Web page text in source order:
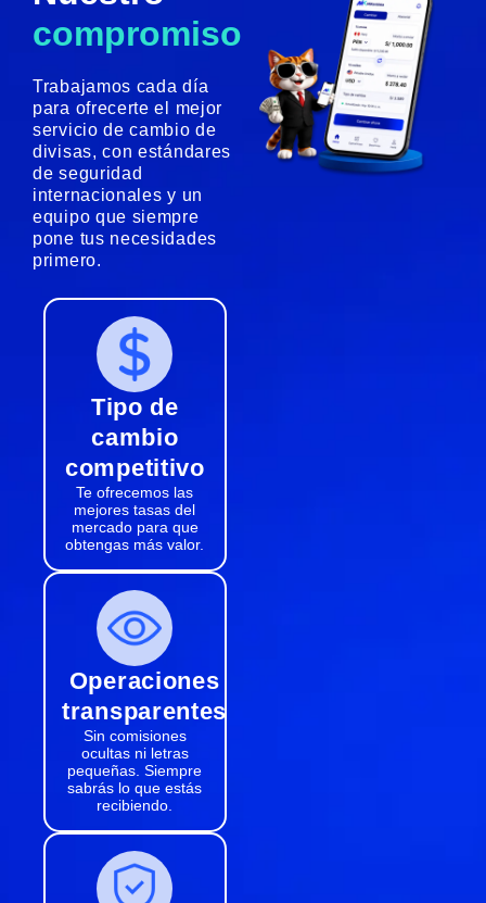
compromiso
Trabajamos cada día
para ofrecerte el mejor
servicio de cambio de
divisas, con estándares
de seguridad
internacionales y un
equipo que siempre
pone tus necesidades
primero.
Tipo de
cambio
competitivo
Te ofrecemos las
mejores tasas del
mercado para que
obtengas más valor.
Operaciones
transparentes
Sin comisiones
ocultas ni letras
pequeñas. Siempre
sabrás lo que estás
recibiendo.